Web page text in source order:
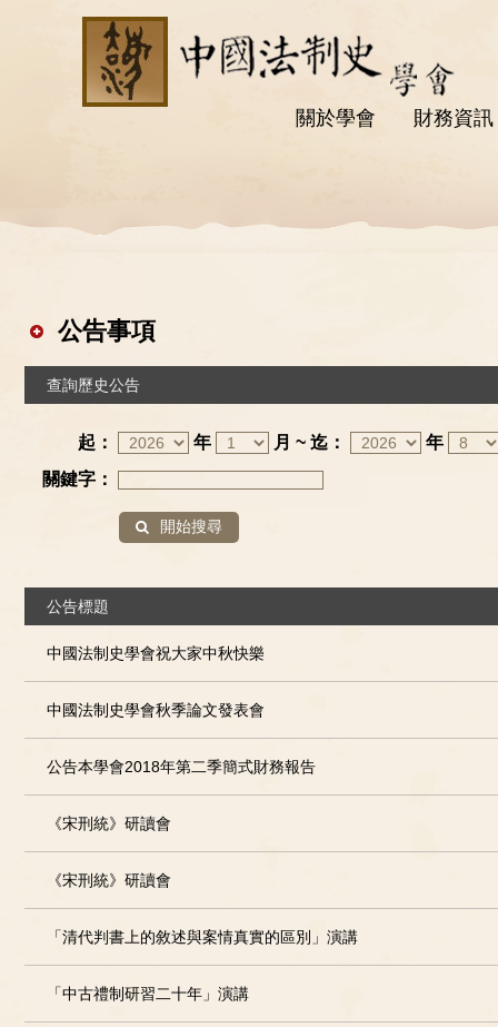
關於學會 財務資訊
公告事項
查詢歷史公告
起： 年 月 ~ 迄：
年
關鍵字：
開始搜尋
公告標題
中國法制史學會祝大家中秋快樂
中國法制史學會秋季論文發表會
公告本學會2018年第二季簡式財務報告
《宋刑統》研讀會
《宋刑統》研讀會
「清代判書上的敘述與案情真實的區別」演講
「中古禮制研習二十年」演講